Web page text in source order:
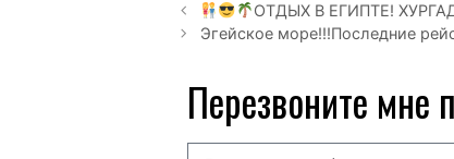
ОТДЫХ В ЕГИПТЕ!
Эгейское море!!!Последние
Перезвоните мне